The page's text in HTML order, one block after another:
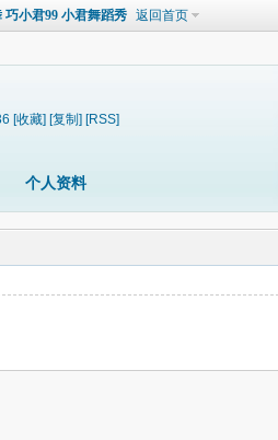
小君99 小君舞蹈秀 返回首页
[收藏] [复制] [RSS]
个人资料